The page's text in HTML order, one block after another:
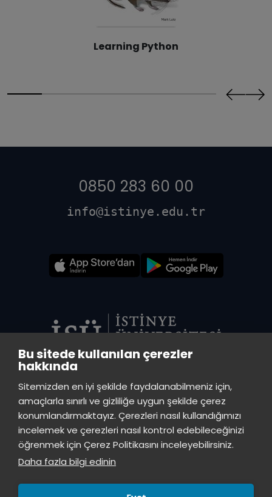
Bu sitede kullanılan çerezler
hakkında
Sitemizden en iyi şekilde faydalanabilmeniz için,
amaçlarla sınırlı ve gizliliğe uygun şekilde çerez
konumlandırmaktayız. Çerezleri nasıl kullandığımızı
incelemek ve çerezleri nasıl kontrol edebileceğinizi
öğrenmek için Çerez Politikasını inceleyebilirsiniz.
Daha fazla bilgi edinin
Learning Python
0850 283 60 00
info@istinye.edu.tr
İstinye Üniversitesi Vadi Kampüs - Ayazağa Mah. Azerbaycan Cad.
(Vadistanbul 4A Blok) 34396 Sarıyer/İstanbul
TOPKAPI KÜTÜPHANE
İstinye Üniversitesi Topkapı Kampüsü, Maltepe Mah., Teyyareci Sami
Sk., No.3 Zeytinburnu, İstanbul, 34010